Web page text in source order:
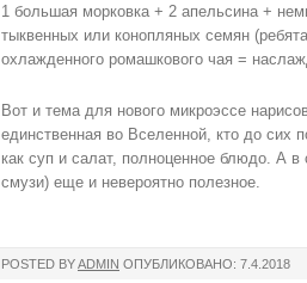
1 большая морковка + 2 апельсина +
тыквенных или конопляных семян
охлажденного ромашкового чая =
Вот и тема для нового микроэссе
единственная во Вселенной, кто до сих
как суп и салат, полноценное блюдо. А
смузи) еще и невероятно полезное.
POSTED BYADMIN ОПУБЛИКОВАНО: 7.4.2018